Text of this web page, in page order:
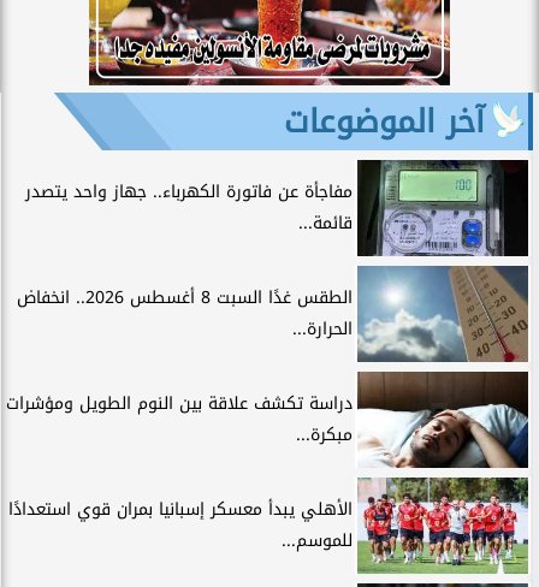
آخر الموضوعات
مفاجأة عن فاتورة الكهرباء.. جهاز واحد يتصدر
قائمة...
الطقس غدًا السبت 8 أغسطس 2026.. انخفاض
الحرارة...
دراسة تكشف علاقة بين النوم الطويل ومؤشرات
مبكرة...
الأهلي يبدأ معسكر إسبانيا بمران قوي استعدادًا
للموسم...